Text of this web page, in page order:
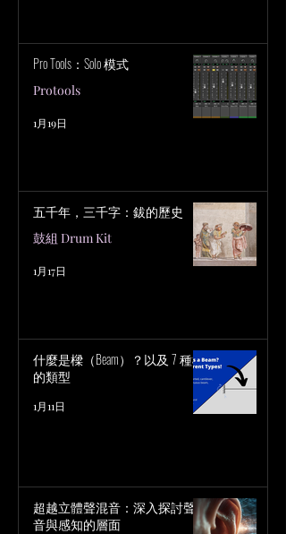
Pro Tools：Solo 模式
Protools
1月19日
五千年，三千字：鈸的歷史
鼓組 Drum Kit
1月17日
什麼是樑（Beam）？以及 7 種樑
的類型
1月11日
超越立體聲混音：深入探討聲
音與感知的層面